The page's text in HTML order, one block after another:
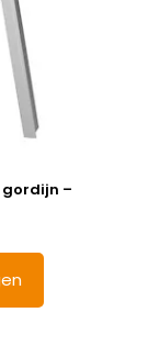
gordijn –